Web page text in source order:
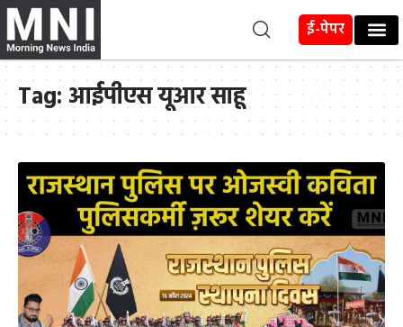
ई-पेपर
Tag: आईपीएस यूआर साहू